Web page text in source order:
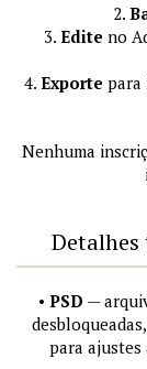
2.
3. Edite no
4. Exporte para
Nenhuma
• PSD —
para ajustes